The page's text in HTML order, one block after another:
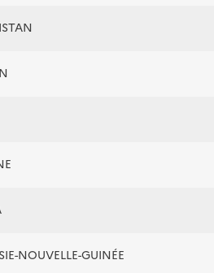
NOUVELLE-GUINÉE